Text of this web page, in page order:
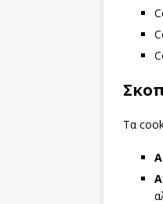
Τα